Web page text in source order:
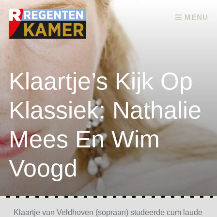
MENU
Skip to content
Klaartje’s Kijk Op
Klassiek: Nathalie
Mees En Wim
Voogd
Klaartje van Veldhoven (sopraan) studeerde cum laude